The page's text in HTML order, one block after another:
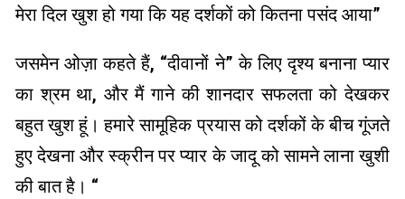
मेरा दिल खुश हो गया कि यह दर्शकों को कितना पसंद आया”
जसमेन ओज़ा कहते हैं, “दीवानों ने” के लिए दृश्य बनाना प्यार
का श्रम था, और मैं गाने की शानदार सफलता को देखकर
बहुत खुश हूं। हमारे सामूहिक प्रयास को दर्शकों के बीच गूंजते
हुए देखना और स्क्रीन पर प्यार के जादू को सामने लाना खुशी
की बात है। “